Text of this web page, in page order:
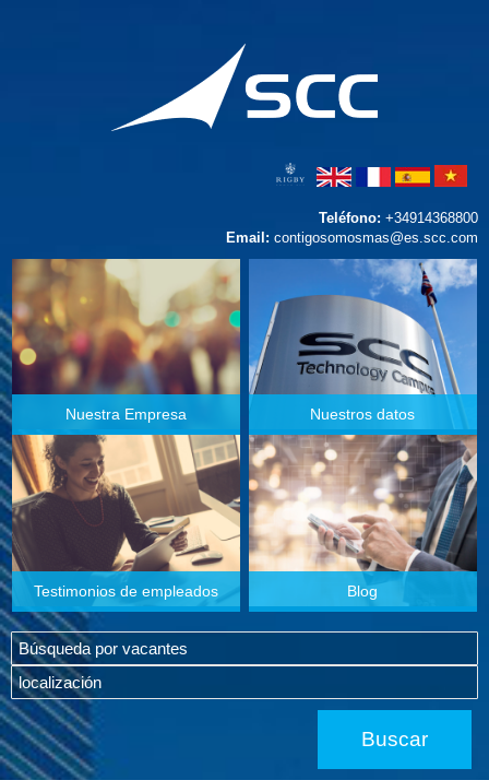
Teléfono: +34914368800
Email: contigosomosmas@es.scc.com
Nuestra Empresa Nuestros datos
Testimonios de empleados Blog